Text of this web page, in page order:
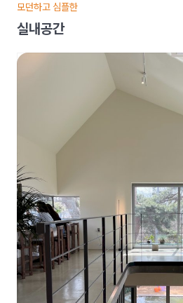
모던하고 심플한
실내공간